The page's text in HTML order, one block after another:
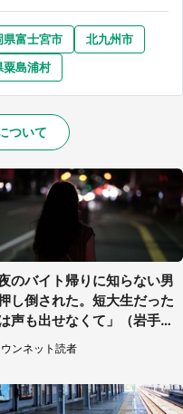
県富士宮市
北九州市
粟島浦村
ついて
夜のバイト帰りに知らない男
し倒された。短大生だった
声も出せなくて」（岩手
・50代女性）
ンネット読者